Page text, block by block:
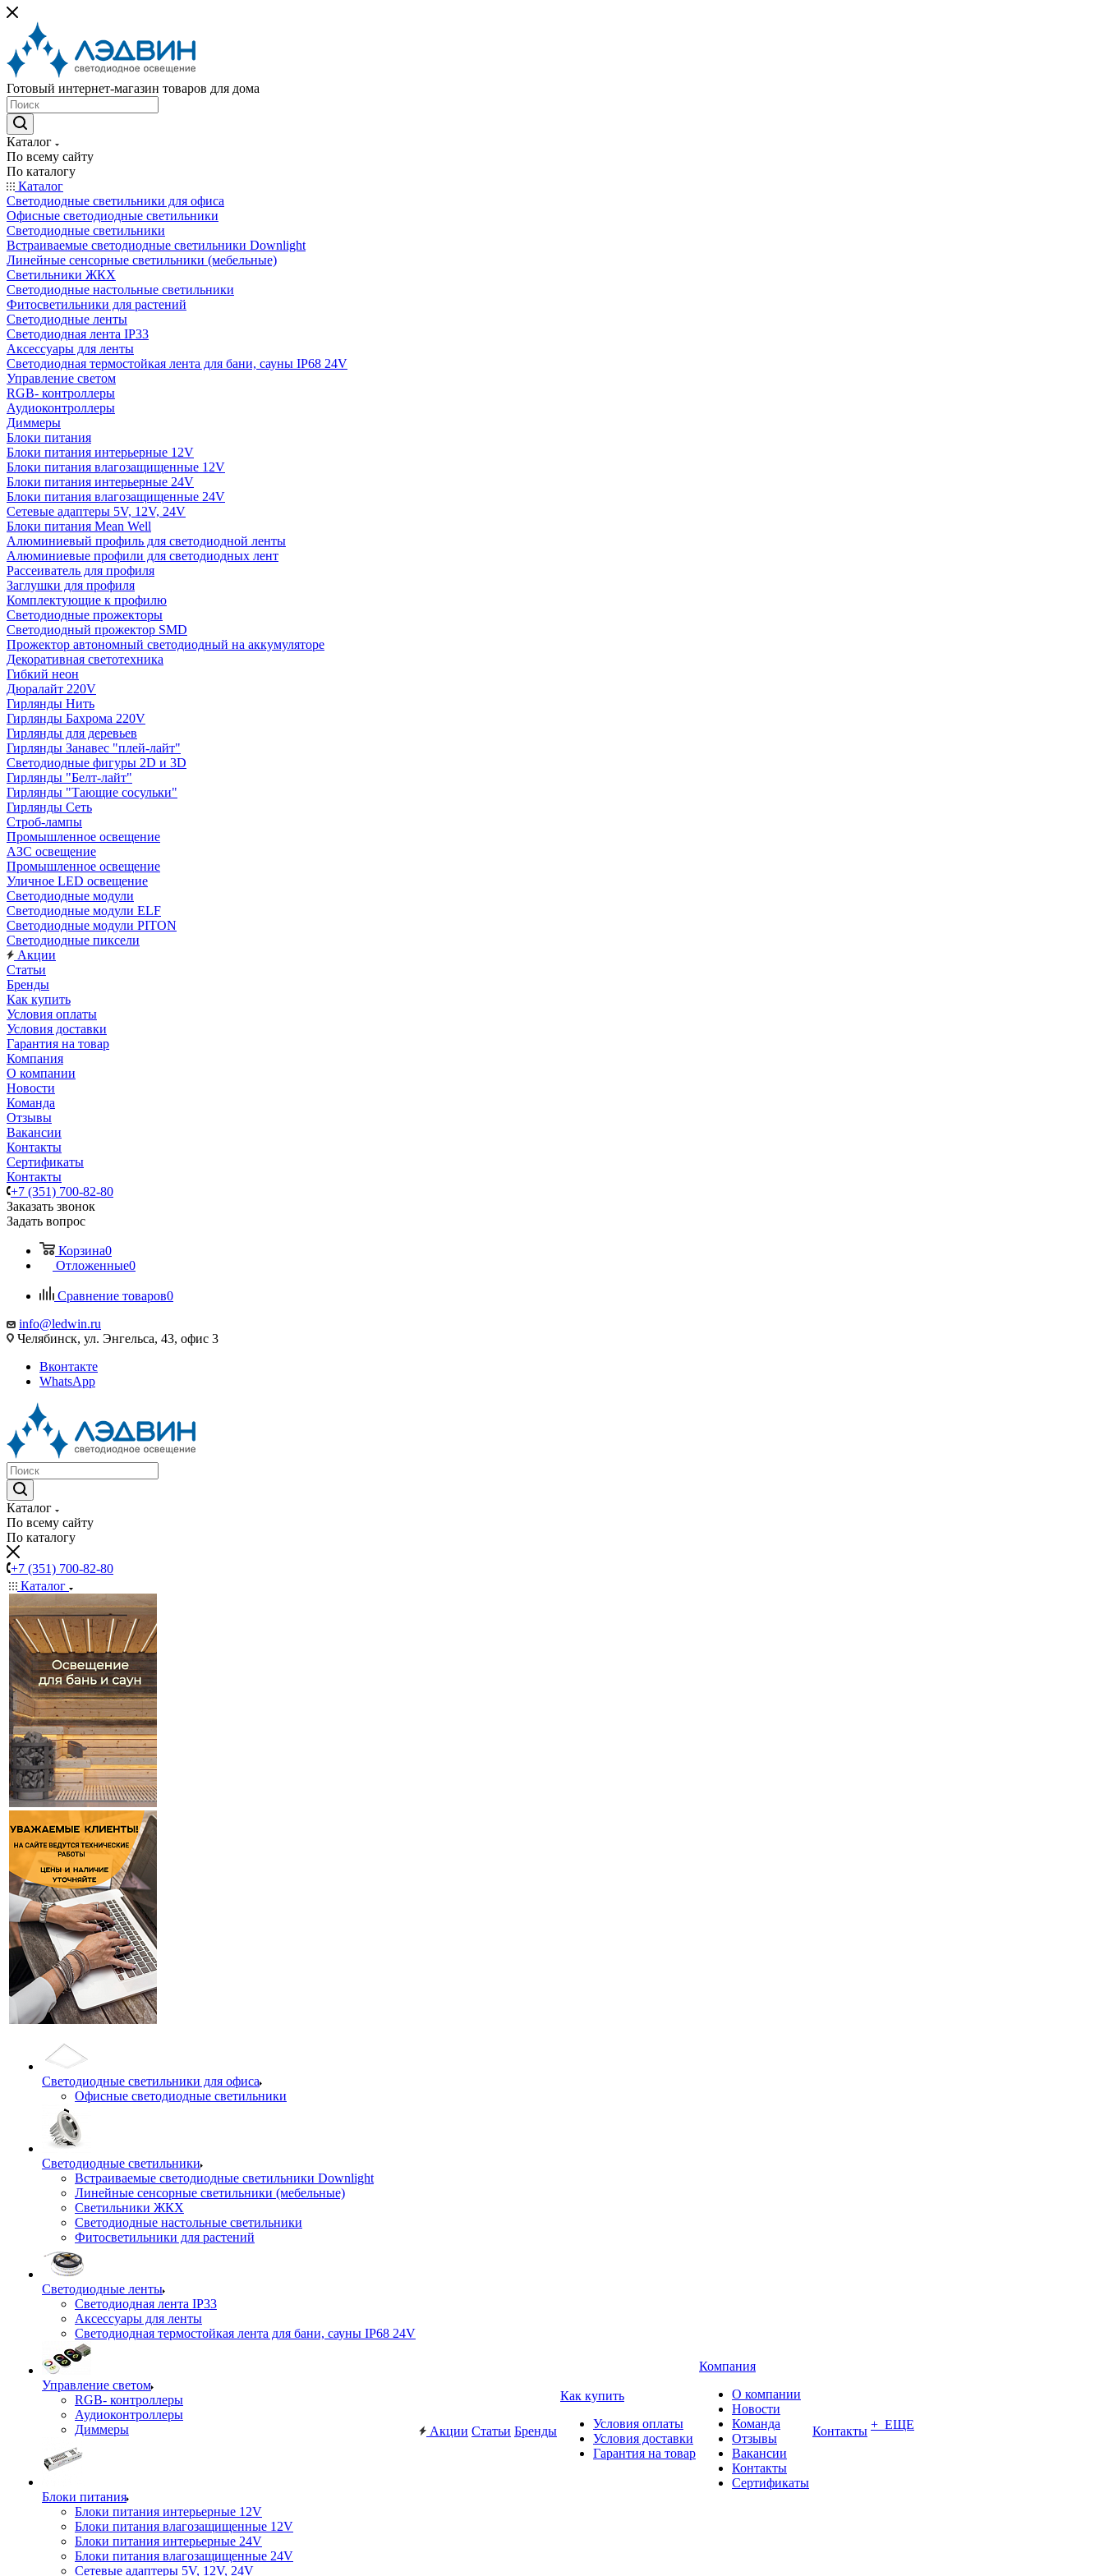
Готовый интернет-магазин товаров для дома
Каталог
По всему сайту
По каталогу
Каталог
Светодиодные светильники для офиса
Офисные светодиодные светильники
Светодиодные светильники
Встраиваемые светодиодные светильники Downlight
Линейные сенсорные светильники (мебельные)
Светильники ЖКХ
Светодиодные настольные светильники
Фитосветильники для растений
Светодиодные ленты
Светодиодная лента IP33
Аксессуары для ленты
Светодиодная термостойкая лента для бани, сауны IP68 24V
Управление светом
RGB- контроллеры
Аудиоконтроллеры
Диммеры
Блоки питания
Блоки питания интерьерные 12V
Блоки питания влагозащищенные 12V
Блоки питания интерьерные 24V
Блоки питания влагозащищенные 24V
Сетевые адаптеры 5V, 12V, 24V
Блоки питания Mean Well
Алюминиевый профиль для светодиодной ленты
Алюминиевые профили для светодиодных лент
Рассеиватель для профиля
Заглушки для профиля
Комплектующие к профилю
Светодиодные прожекторы
Светодиодный прожектор SMD
Прожектор автономный светодиодный на аккумуляторе
Декоративная светотехника
Гибкий неон
Дюралайт 220V
Гирлянды Нить
Гирлянды Бахрома 220V
Гирлянды для деревьев
Гирлянды Занавес "плей-лайт"
Светодиодные фигуры 2D и 3D
Гирлянды "Белт-лайт"
Гирлянды "Тающие сосульки"
Гирлянды Сеть
Строб-лампы
Промышленное освещение
АЗС освещение
Промышленное освещение
Уличное LED освещение
Светодиодные модули
Светодиодные модули ELF
Светодиодные модули PITON
Светодиодные пиксели
Акции
Статьи
Бренды
Как купить
Условия оплаты
Условия доставки
Гарантия на товар
Компания
О компании
Новости
Команда
Отзывы
Вакансии
Контакты
Сертификаты
Контакты
+7 (351) 700-82-80
Заказать звонок
Задать вопрос
Корзина0
Отложенные0
Сравнение товаров0
info@ledwin.ru
Челябинск, ул. Энгельса, 43, офис 3
Вконтакте
WhatsApp
Каталог
По всему сайту
По каталогу
+7 (351) 700-82-80
Каталог
Светодиодные светильники для офиса
Офисные светодиодные светильники
Светодиодные светильники
Встраиваемые светодиодные светильники Downlight
Линейные сенсорные светильники (мебельные)
Светильники ЖКХ
Светодиодные настольные светильники
Фитосветильники для растений
Светодиодные ленты
Светодиодная лента IP33
Аксессуары для ленты
Светодиодная термостойкая лента для бани, сауны IP68 24V
Управление светом
RGB- контроллеры
Аудиоконтроллеры
Диммеры
Блоки питания
Блоки питания интерьерные 12V
Блоки питания влагозащищенные 12V
Блоки питания интерьерные 24V
Блоки питания влагозащищенные 24V
Сетевые адаптеры 5V, 12V, 24V
Акции Статьи Бренды
Как купить
Условия оплаты
Условия доставки
Гарантия на товар
Компания
О компании
Новости
Команда
Отзывы
Вакансии
Контакты
Сертификаты
Контакты + ЕЩЕ